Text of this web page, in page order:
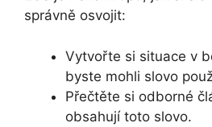
správně osvojit:
Vytvořte si situace v
byste mohli slovo
Přečtěte si odborné
obsahují toto slovo.